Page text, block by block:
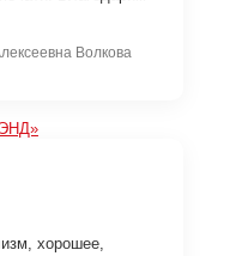
Волкова
хорошее,